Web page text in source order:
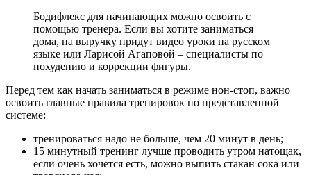
Бодифлекс для начинающих можно освоить с
помощью тренера. Если вы хотите заниматься
дома, на выручку придут видео уроки на русском
языке или Ларисой Агаповой – специалисты по
похудению и коррекции фигуры.
Перед тем как начать заниматься в режиме нон-стоп, важно
освоить главные правила тренировок по представленной
системе:
тренироваться надо не больше, чем 20 минут в день;
15 минутный тренинг лучше проводить утром натощак,
если очень хочется есть, можно выпить стакан сока или